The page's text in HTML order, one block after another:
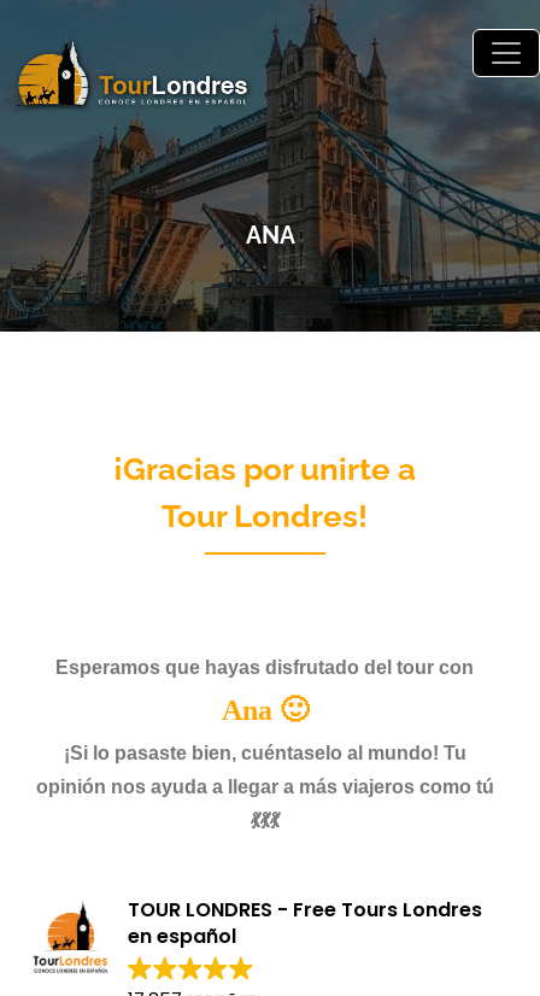
ANA
¡Gracias por unirte a
Tour Londres!
Esperamos que hayas disfrutado del tour con
Ana 🙂
¡Si lo pasaste bien, cuéntaselo al mundo! Tu
opinión nos ayuda a llegar a más viajeros como tú
💃💃💃
TOUR LONDRES - Free Tours Londres
en español